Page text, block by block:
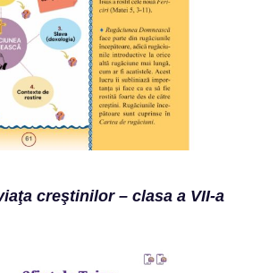
creştinilor – clasa a VII-a